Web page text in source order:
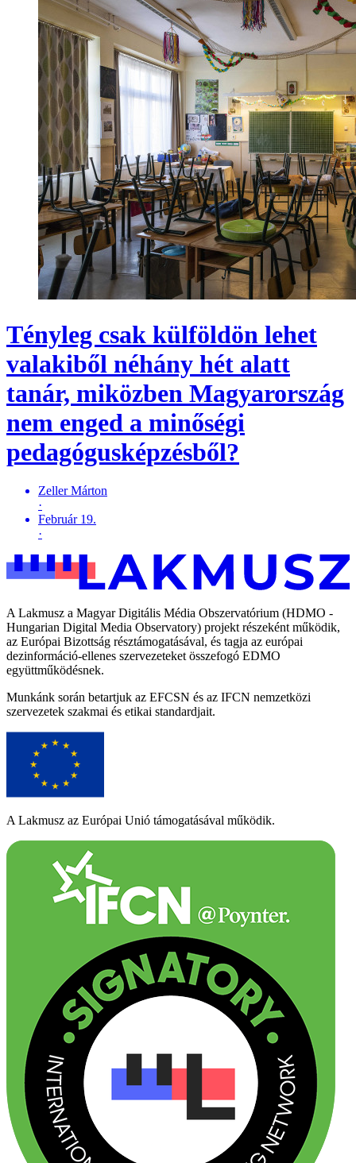
Tényleg csak külföldön lehet
valakiből néhány hét alatt
tanár, miközben Magyarország
nem enged a minőségi
pedagógusképzésből?
Zeller Márton
·
Február 19.
·
A Lakmusz a Magyar Digitális Média Obszervatórium (HDMO -
Hungarian Digital Media Observatory) projekt részeként működik,
az Európai Bizottság résztámogatásával, és tagja az európai
dezinformáció-ellenes szervezeteket összefogó EDMO
együttműködésnek.
Munkánk során betartjuk az EFCSN és az IFCN nemzetközi
szervezetek szakmai és etikai standardjait.
A Lakmusz az Európai Unió támogatásával működik.